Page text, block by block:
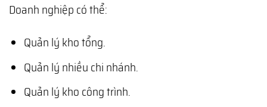
Doanh nghiệp có thể:
Quản lý kho tổng.
Quản lý nhiều chi nhánh.
Quản lý kho công trình.